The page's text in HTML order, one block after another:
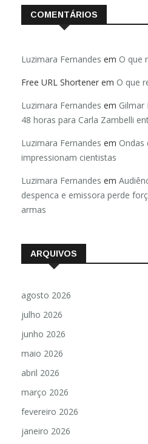
COMENTÁRIOS
Luzimara Fernandes em O que
Free URL Shortener em O que
Luzimara Fernandes em Gilmar
48 horas para Carla Zambelli
Luzimara Fernandes em
impressionam cientistas
Luzimara Fernandes em
despenca e emissora perde
armas
ARQUIVOS
agosto 2026
julho 2026
junho 2026
maio 2026
abril 2026
março 2026
fevereiro 2026
janeiro 2026